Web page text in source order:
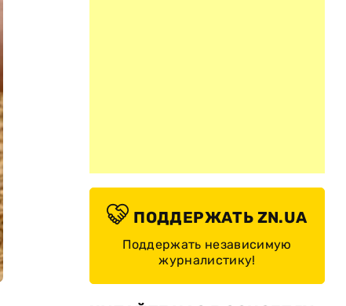
ПОДДЕРЖАТЬ ZN.UA
Поддержать независимую
журналистику!